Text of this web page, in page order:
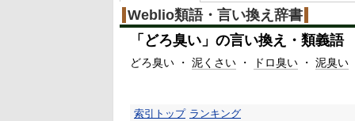
Weblio類語・言い換え辞書
「 どろ臭い 」の言い換え・類義語
どろ臭い ・ 泥くさい ・ ドロ臭い ・ 泥臭い
索引トップ ランキング